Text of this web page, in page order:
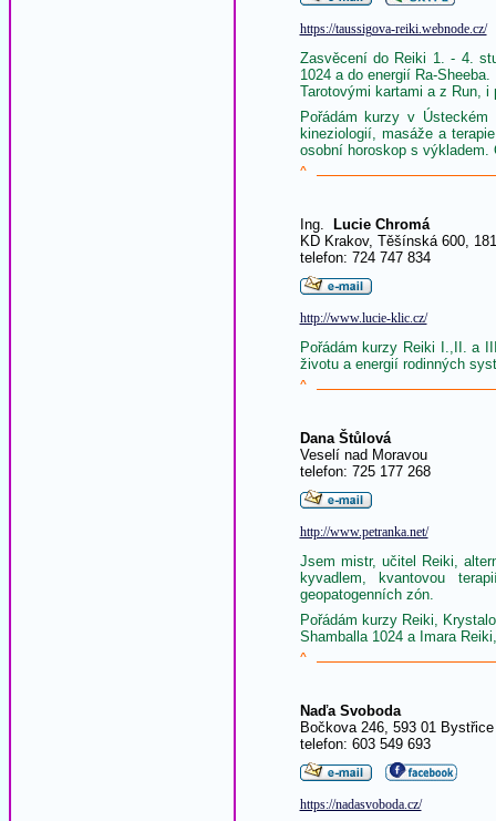
https://taussigova-reiki.webnode.cz/
Zasvěcení do Reiki 1. - 4.
1024 a do energií Ra-
Tarotovými kartami a z Run, i
Pořádám kurzy v Ústeckém
kineziologií, masáže a
osobní horoskop s výkladem.
^
Ing.
Lucie Chromá
KD Krakov, Těšínská 600,
telefon: 724 747 834
http://www.lucie-klic.cz/
Pořádám kurzy Reiki I.,II. a
životu a energií rodinných
^
Dana Štůlová
Veselí nad Moravou
telefon: 725 177 268
http://www.petranka.net/
Jsem mistr, učitel Reiki,
kyvadlem, kvantovou
geopatogenních zón.
Pořádám kurzy Reiki,
Shamballa 1024 a Imara
^
Naďa Svoboda
Bočkova 246, 593 01
telefon: 603 549 693
https://nadasvoboda.cz/